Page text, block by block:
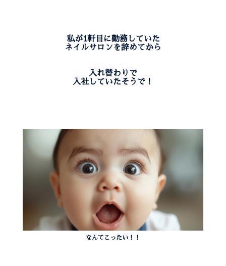
私が1軒目に勤務していた
ネイルサロンを辞めてから
入れ替わりで
入社していたそうで！
なんてこったい！！